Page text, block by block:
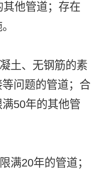
他管道；存在
土、无钢筋的素
问题的管道；合
50年的其他管
20年的管道；